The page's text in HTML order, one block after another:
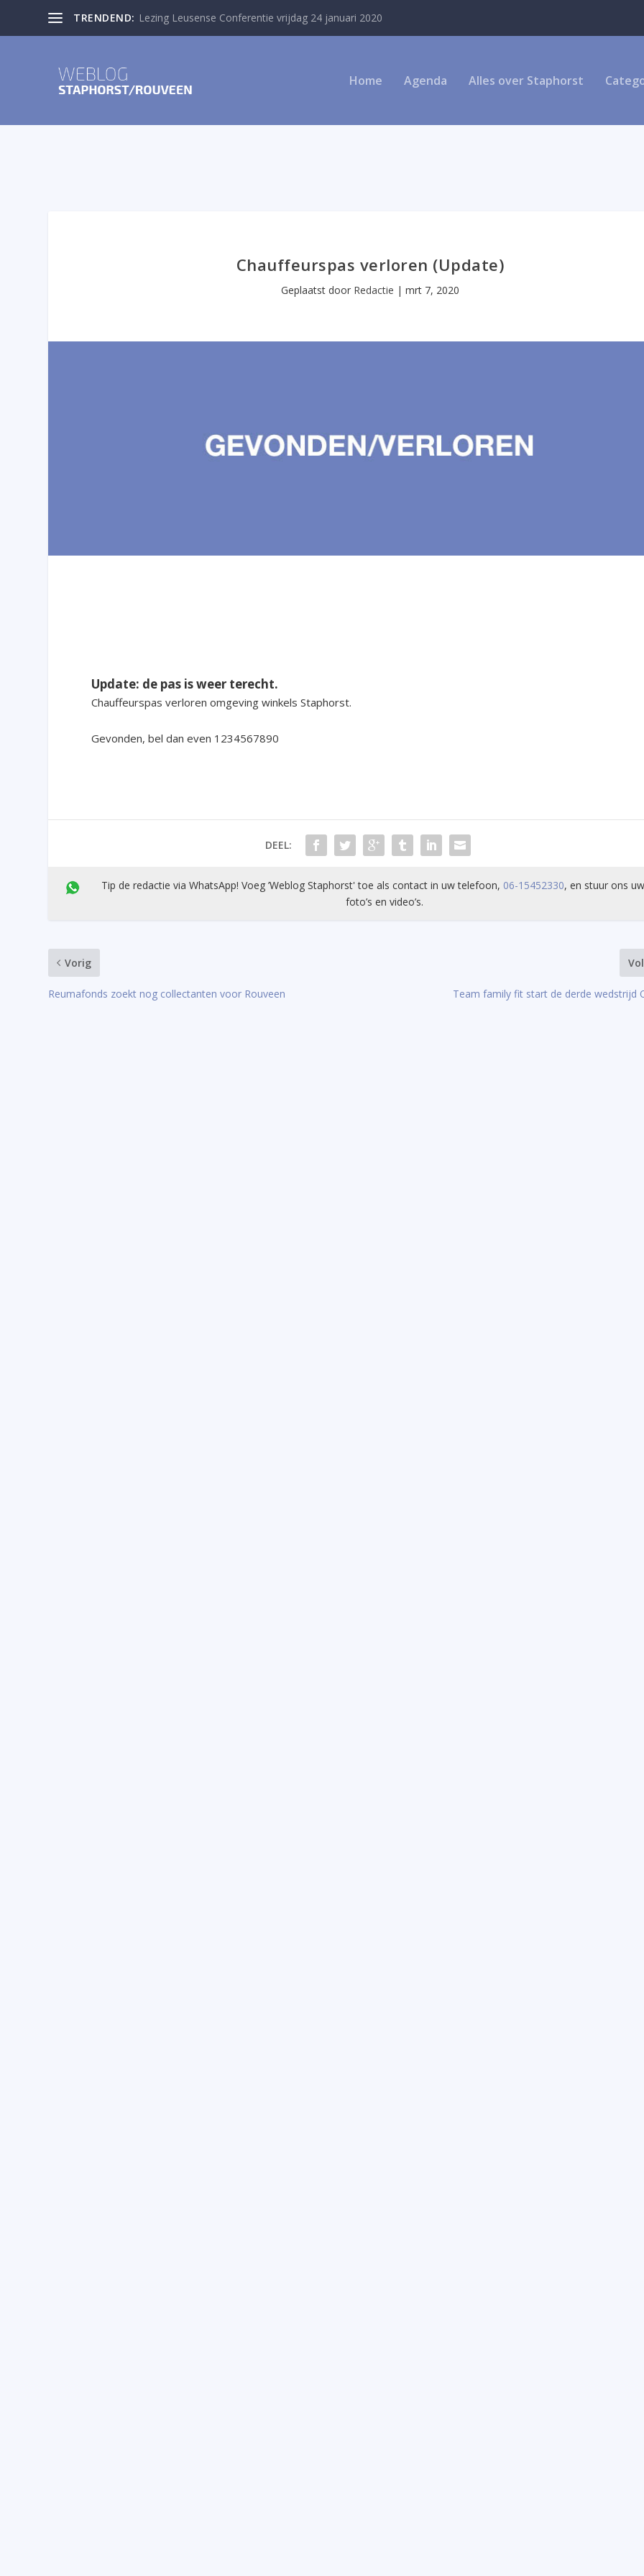
TRENDEND: Lezing Leusense Conferentie vrijdag 24 januari 2020
Home Agenda Alles over Staphorst
Chauffeurspas verloren (Update)
Geplaatst door Redactie | mrt 7, 2020
Update: de pas is weer terecht.
Chauffeurspas verloren omgeving winkels Staphorst.
Gevonden, bel dan even 1234567890
DEEL:
Tip de redactie via WhatsApp! Voeg ’Weblog Staphorst' toe als contact in uw telefoon, 06-15452330, en stuur ons
foto’s en video’s.
Vorig
Reumafonds zoekt nog collectanten voor Rouveen Team family fit start de derde wedstrijd